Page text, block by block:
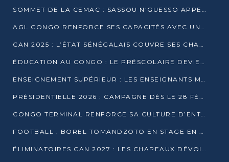
SOMMET DE LA CEMAC : SASSOU N’GUESSO APPELLE À LA VIGILANCE FACE AUX RISQUES ÉCONOMIQUES
AGL CONGO RENFORCE SES CAPACITÉS AVEC UNE GRUE DE 250 TONNES
CAN 2025 : L’ÉTAT SÉNÉGALAIS COUVRE SES CHAMPIONS D’AFRIQUE DE RÉCOMPENSES EXCEPTIONNELLES
ÉDUCATION AU CONGO : LE PRÉSCOLAIRE DEVIENT OBLIGATOIRE, LE BTS CONSACRÉ DIPLÔME D’ÉTAT
ENSEIGNEMENT SUPÉRIEUR : LES ENSEIGNANTS MAINTIENNENT LA GRÈVE ET EXIGENT UN ACCORD ÉCRIT AVEC L’ÉTAT
PRÉSIDENTIELLE 2026 : CAMPAGNE DÈS LE 28 FÉVRIER, SCRUTIN LES 12 ET 15 MARS
CONGO TERMINAL RENFORCE SA CULTURE D’ENTREPRISE AVEC LE PROGRAMME « WIN TOGETHER »
FOOTBALL : BOREL TOMANDZOTO EN STAGE EN ESPAGNE AVEC POLISSYA FC
ÉLIMINATOIRES CAN 2027 : LES CHAPEAUX DÉVOILÉS, LE CONGO FIXÉ SUR SON SORT